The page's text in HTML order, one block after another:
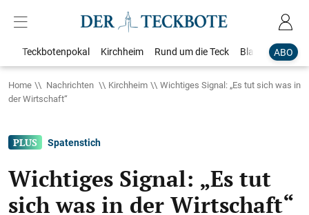
ABO
Teckbotenpokal Kirchheim Rund um die Teck Blaulicht
Home Nachrichten Kirchheim
Wichtiges Signal: „Es tut sich was in
der Wirtschaft“
Spatenstich
Wichtiges Signal: „Es tut
sich was in der Wirtschaft“